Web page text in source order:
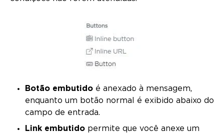
Botão embutido é anexado à mensagem,
enquanto um botão normal é exibido abaixo do
campo de entrada.
Link embutido permite que você anexe um